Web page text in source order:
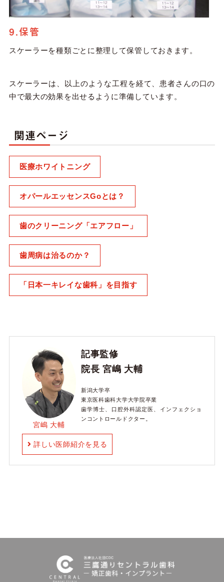
9.保管
スケーラーを種類ごとに整理して保管しておきます。
スケーラーは、以上のような工程を経て、患者さんの口の
中で最大の効果を出せるように準備しています。
関連ページ
医療ホワイトニング
オパールエッセンスGoとは？
歯のクリーニング「エアフロー」
歯周病は治るのか？
「日本一キレイな歯科」を目指す
宮嶋 大輔
記事監修
院長 宮嶋 大輔
新潟大学卒
東京医科歯科大学大学院卒業
歯学博士、口腔外科認定医、インフェクショ
ンコントロールドクター。
詳しい医師紹介を見る